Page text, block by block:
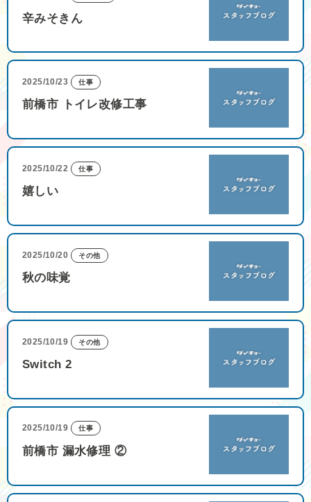
辛みそきん
2025/10/23 仕事
前橋市 トイレ改修工事
2025/10/22 仕事
嬉しい
2025/10/20 その他
秋の味覚
2025/10/19 その他
Switch 2
2025/10/19 仕事
前橋市 漏水修理 ②